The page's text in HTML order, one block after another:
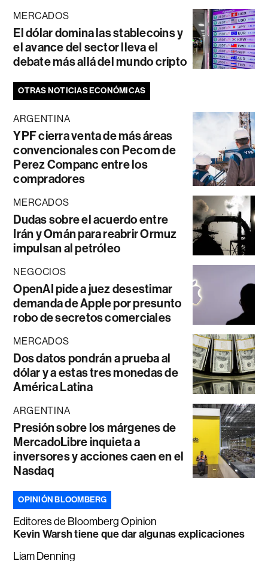
MERCADOS
El dólar domina las stablecoins y
el avance del sector lleva el
debate más allá del mundo cripto
OTRAS NOTICIAS ECONÓMICAS
ARGENTINA
YPF cierra venta de más áreas
convencionales con Pecom de
Perez Companc entre los
compradores
MERCADOS
Dudas sobre el acuerdo entre
Irán y Omán para reabrir Ormuz
impulsan al petróleo
NEGOCIOS
OpenAI pide a juez desestimar
demanda de Apple por presunto
robo de secretos comerciales
MERCADOS
Dos datos pondrán a prueba al
dólar y a estas tres monedas de
América Latina
ARGENTINA
Presión sobre los márgenes de
MercadoLibre inquieta a
inversores y acciones caen en el
Nasdaq
OPINIÓN BLOOMBERG
Editores de Bloomberg Opinion
Kevin Warsh tiene que dar algunas explicaciones
Liam Denning